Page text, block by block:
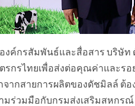
ค์กรสัมพันธ์และสื่อสาร บริษัท
รกรไทยเพื่อส่งต่อคุณค่าและร
ากสายการผลิตของดัชมิลล์ ต้
ร่วมมือกับกรมส่งเสริมสหกรณ์